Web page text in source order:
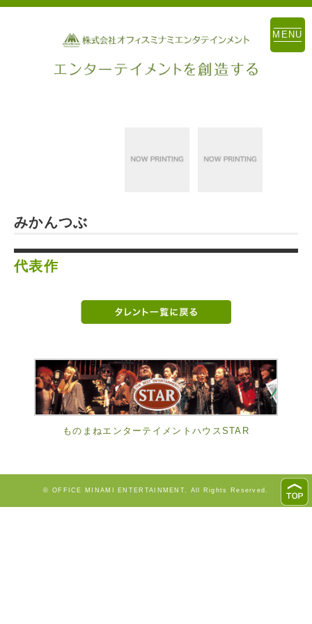
MENU
みかんつぶ
代表作
ものまねエンターテイメントハウスSTAR
© OFFICE MINAMI ENTERTAINMENT. All Rights Reserved.